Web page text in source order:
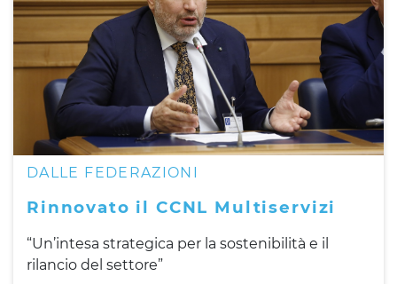
DALLE FEDERAZIONI
Rinnovato il CCNL Multiservizi
“Un’intesa strategica per la sostenibilità e il
rilancio del settore”